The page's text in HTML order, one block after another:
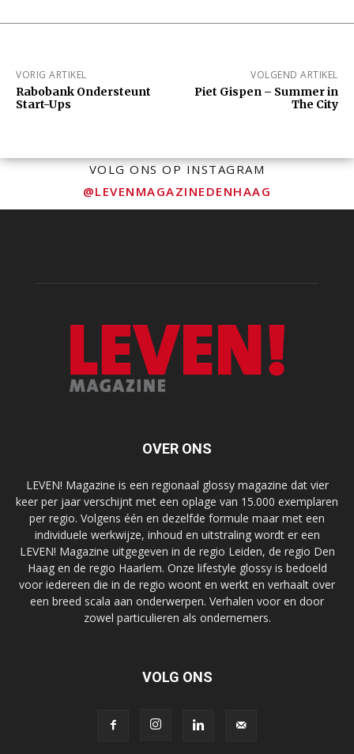
VORIG ARTIKEL
Rabobank Ondersteunt
Start-Ups
VOLGEND ARTIKEL
Piet Gispen – Summer in
The City
VOLG ONS OP INSTAGRAM
@LEVENMAGAZINEDENHAAG
OVER ONS
LEVEN! Magazine is een regionaal glossy magazine dat vier
keer per jaar verschijnt met een oplage van 15.000 exemplaren
per regio. Volgens één en dezelfde formule maar met een
individuele werkwijze, inhoud en uitstraling wordt er een
LEVEN! Magazine uitgegeven in de regio Leiden, de regio Den
Haag en de regio Haarlem. Onze lifestyle glossy is bedoeld
voor iedereen die in de regio woont en werkt en verhaalt over
een breed scala aan onderwerpen. Verhalen voor en door
zowel particulieren als ondernemers.
VOLG ONS